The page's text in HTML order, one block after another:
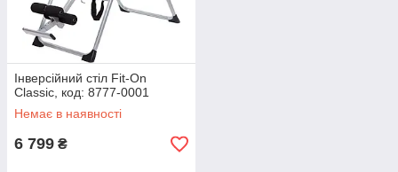
Інверсійний стіл Fit-On
Classic, код: 8777-0001
Немає в наявності
6 799 ₴